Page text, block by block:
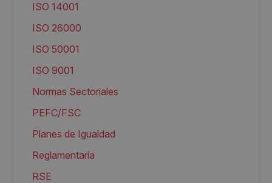
ISO 14001
ISO 26000
ISO 50001
ISO 9001
Normas Sectoriales
PEFC/FSC
Planes de Igualdad
Reglamentaria
RSE